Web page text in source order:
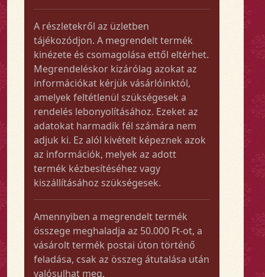
A részletekről az üzletben
tájékozódjon. A megrendelt termék
kinézete és csomagolása ettől eltérhet.
Megrendeléskor kizárólag azokat az
információkat kérjük vásárlóinktól,
amelyek feltétlenül szükségesek a
rendelés lebonyolításához. Ezeket az
adatokat harmadik fél számára nem
adjuk ki. Ez alól kivételt képeznek azok
az információk, melyek az adott
termék kézbesítéséhez vagy
kiszállításához szükségesek.
Amennyiben a megrendelt termék
összege meghaladja az 50.000 Ft-ot, a
vásárolt termék postai úton történő
feladása, csak az összeg átutalása után
valósulhat meg.